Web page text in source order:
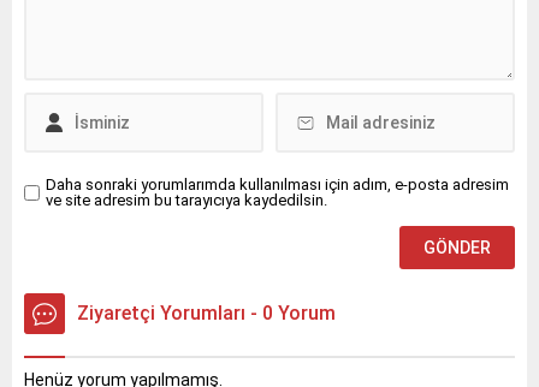
çarparak devrildi. Kazada...
üzerine olay...
Daha sonraki yorumlarımda kullanılması için adım, e-posta adresim
ve site adresim bu tarayıcıya kaydedilsin.
Ziyaretçi Yorumları - 0 Yorum
Henüz yorum yapılmamış.